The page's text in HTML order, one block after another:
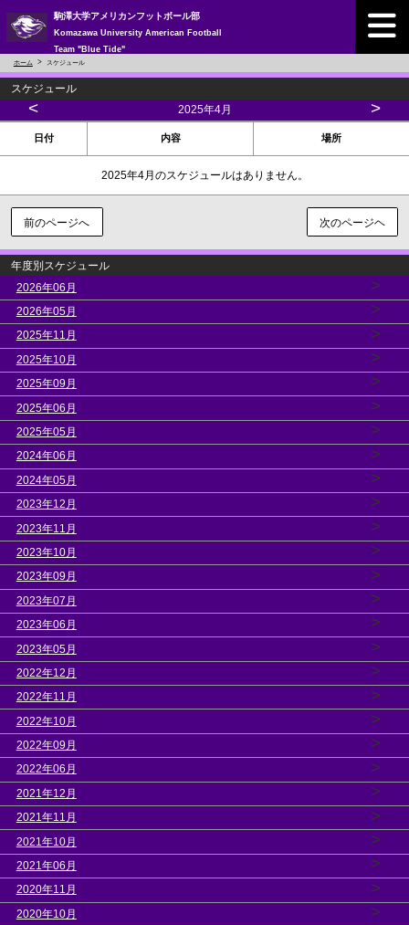
駒澤大学アメリカンフットボール部
Komazawa University American Football
Team "Blue Tide"
ホーム スケジュール
スケジュール
< 2025年4月 >
日付 内容 場所
2025年4月のスケジュールはありません。
前のページへ 次のページヘ
年度別スケジュール
2026年06月
>
2026年05月 >
2025年11月 >
2025年10月 >
2025年09月 >
2025年06月 >
2025年05月 >
2024年06月 >
2024年05月 >
2023年12月 >
2023年11月 >
2023年10月 >
2023年09月 >
2023年07月 >
2023年06月 >
2023年05月 >
2022年12月 >
2022年11月 >
2022年10月 >
2022年09月 >
2022年06月 >
2021年12月 >
2021年11月 >
2021年10月 >
2021年06月 >
2020年11月 >
2020年10月 >